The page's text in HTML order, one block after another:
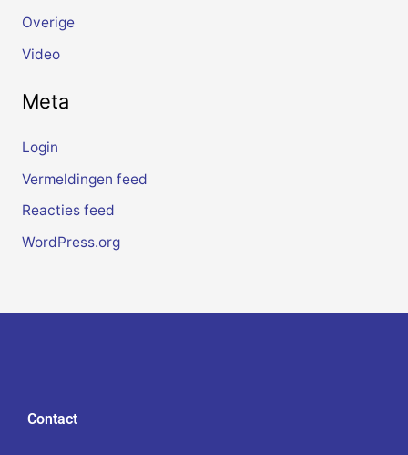
Overige
Video
Meta
Login
Vermeldingen feed
Reacties feed
WordPress.org
Contact